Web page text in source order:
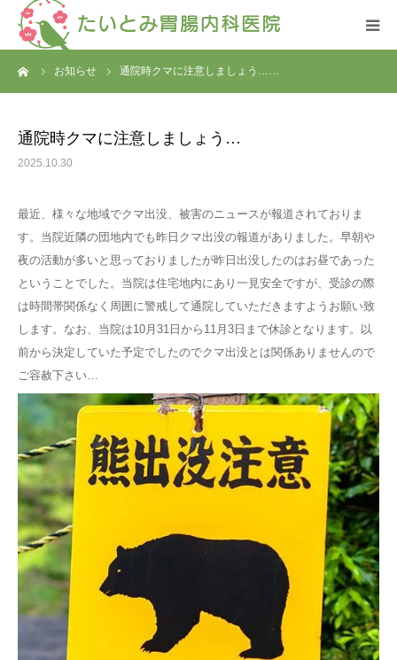
お知らせ 通院時クマに注意しましょう……
通院時クマに注意しましょう…
2025.10.30
最近、様々な地域でクマ出没、被害のニュースが報道されておりま
す。当院近隣の団地内でも昨日クマ出没の報道がありました。早朝や
夜の活動が多いと思っておりましたが昨日出没したのはお昼であった
ということでした。当院は住宅地内にあり一見安全ですが、受診の際
は時間帯関係なく周囲に警戒して通院していただきますようお願い致
します。なお、当院は10月31日から11月3日まで休診となります。以
前から決定していた予定でしたのでクマ出没とは関係ありませんので
ご容赦下さい…
HOME
消化器内視鏡検査
アクセス